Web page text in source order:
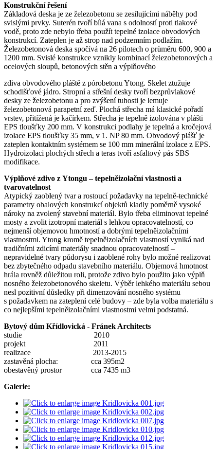
Konstrukční řešení
Základová deska je ze železobetonu se zesilujícími náběhy pod
svislými prvky. Suterén tvoří bílá vana s odolností proti tlakové
vodě, proto zde nebylo třeba použít tepelné izolace obvodových
konstrukcí. Zateplen je až strop nad podzemním podlažím.
Železobetonová deska spočívá na 26 pilotech o průměru 600, 900 a
1200 mm. Svislé konstrukce vznikly kombinací železobetonových a
ocelových sloupů, betonových stěn a výplňového
zdiva obvodového pláště z pórobetonu Ytong. Skelet ztužuje
schodišťové jádro. Stropní a střešní desky tvoří bezprůvlakové
desky ze železobetonu a pro zvýšení tuhosti je lemuje
železobetonová parapetní zeď. Plochá střecha má klasické pořadí
vrstev, přitížená je kačírkem. Střecha je tepelně izolována v plášti
EPS tloušťky 200 mm. V konstrukci podlahy je tepelná a kročejová
izolace EPS tloušťky 35 mm, v 1. NP 80 mm. Obvodový plášť je
zateplen kontaktním systémem se 100 mm minerální izolace z EPS.
Hydroizolaci plochých střech a teras tvoří asfaltový pás SBS
modifikace.
Výplňové zdivo z Ytongu – tepelněizolační vlastnosti a
tvarovatelnost
Atypický zaoblený tvar a rostoucí požadavky na tepelně-technické
parametry obalových konstrukcí objektů kladly poměrně vysoké
nároky na zvolený stavební materiál. Bylo třeba eliminovat tepelné
mosty a zvolit izotropní materiál s lehkou opracovatelností, co
nejmenší objemovou hmotností a dobrými tepelněizolačními
vlastnostmi. Ytong kromě tepelněizolačních vlastností vyniká nad
tradičními zdicími materiály snadnou opracovatelností –
nepravidelné tvary půdorysu i zaoblené rohy bylo možné realizovat
bez zbytečného odpadu stavebního materiálu. Objemová hmotnost
hrála rovněž důležitou roli, protože zdivo bylo použito jako výplň
nosného železobetonového skeletu. Výběr lehkého materiálu sebou
nesl pozitivní důsledky při dimenzování nosného systému
s požadavkem na zateplení celé budovy – zde byla volba materiálu s
co nejlepšími tepelněizolačními vlastnostmi velmi podstatná.
Bytový dům Křídlovická - Fránek Architects
studie 2010
projekt 2011
realizace 2013-2015
zastavěná plocha: cca 395m2
obestavěný prostor cca 7435 m3
Galerie: